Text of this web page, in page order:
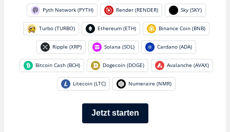
Pyth Network (PYTH) Render (RENDER) Sky (SKY)
Turbo (TURBO) Ethereum (ETH) Binance Coin (BNB)
Ripple (XRP) Solana (SOL) Cardano (ADA)
Bitcoin Cash (BCH) Dogecoin (DOGE) Avalanche (AVAX)
Litecoin (LTC) Numeraire (NMR)
Jetzt starten